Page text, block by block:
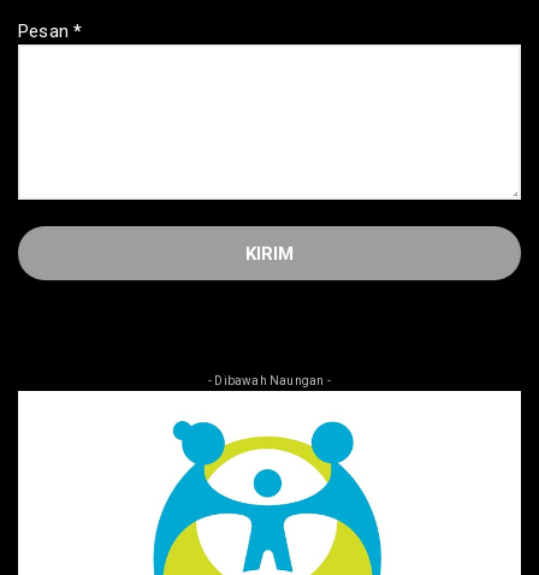
Pesan*
- Dibawah Naungan -